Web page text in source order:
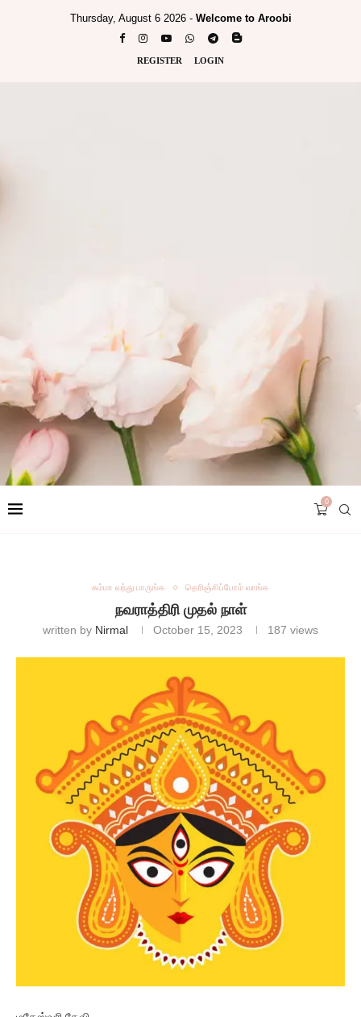
Thursday, August 6 2026 - Welcome to Aroobi
REGISTER LOGIN
0
சும்மா வந்து பாருங்க தெரிஞ்சிப்போம் வாங்க
நவராத்திரி முதல் நாள்
written by Nirmal October 15, 2023 187 views